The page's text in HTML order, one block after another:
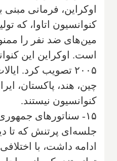
اوکراین، فرمانی
کنوانسیون اتاوا، که
مین‌های ضد نفر را
است. اوکراین این
۲۰۰۵ تصویب کرد.
چین، هند، پاکستان،
کنوانسیون نیستند.
۱۵- سناتورهای
جلسه‌ای پرتنش که تا